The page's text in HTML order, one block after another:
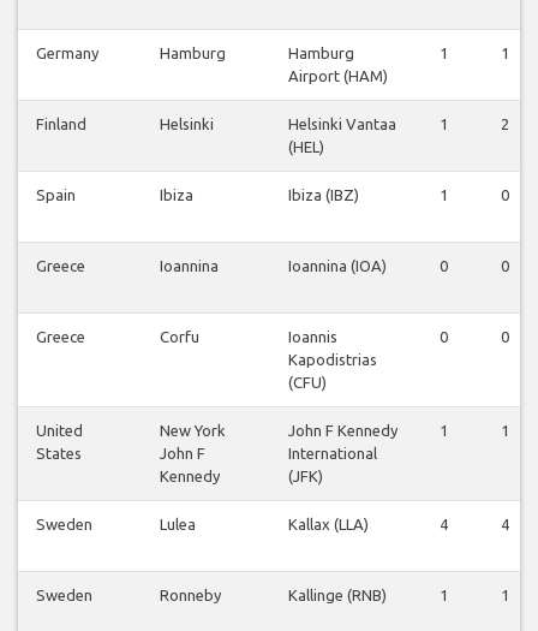
Germany Hamburg
Hamburg
Airport (HAM)
1 1
Finland Helsinki
Helsinki Vantaa
(HEL)
1 2
Spain Ibiza Ibiza (IBZ) 1 0
Greece Ioannina Ioannina (IOA) 0 0
Greece Corfu
Ioannis
Kapodistrias
(CFU)
0 0
United
States
New York
John F
Kennedy
John F Kennedy
International
(JFK)
1 1
Sweden Lulea Kallax (LLA) 4 4
Sweden Ronneby Kallinge (RNB) 1 1